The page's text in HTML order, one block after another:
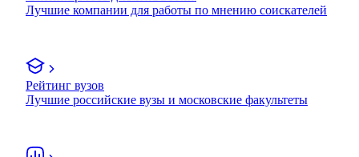
Лучшие компании для работы по мнению соискателей
Рейтинг вузов
Лучшие российские вузы и московские факультеты